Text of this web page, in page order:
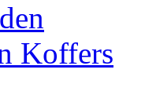
Koffers